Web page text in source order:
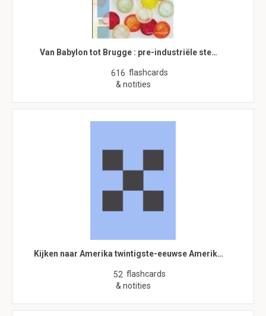
Van Babylon tot Brugge : pre-industriële ste…
616 flashcards
& notities
Kijken naar Amerika twintigste-eeuwse Amerik…
52 flashcards
& notities